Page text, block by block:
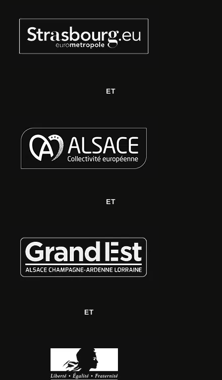
ET
ET
ET